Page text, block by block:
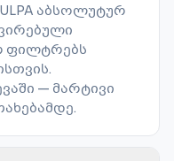
ULPA აბსოლუტურ
ფილტრებს
— მარტივი